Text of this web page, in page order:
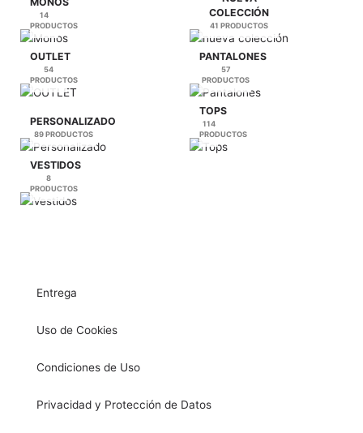
14
PRODUCTOS
COLECCIÓN
41 PRODUCTOS
OUTLET
54
PRODUCTOS
PANTALONES
57
PRODUCTOS
PERSONALIZADO
89 PRODUCTOS
TOPS
114
PRODUCTOS
VESTIDOS
8
PRODUCTOS
Entrega
Uso de Cookies
Condiciones de Uso
Privacidad y Protección de Datos